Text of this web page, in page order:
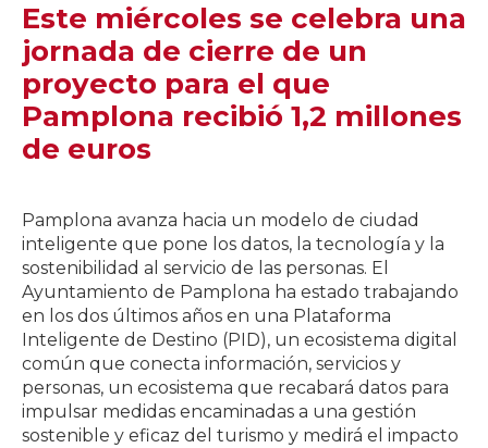
Este miércoles se celebra una
jornada de cierre de un
proyecto para el que
Pamplona recibió 1,2 millones
de euros
Pamplona avanza hacia un modelo de ciudad
inteligente que pone los datos, la tecnología y la
sostenibilidad al servicio de las personas. El
Ayuntamiento de Pamplona ha estado trabajando
en los dos últimos años en una Plataforma
Inteligente de Destino (PID), un ecosistema digital
común que conecta información, servicios y
personas, un ecosistema que recabará datos para
impulsar medidas encaminadas a una gestión
sostenible y eficaz del turismo y medirá el impacto